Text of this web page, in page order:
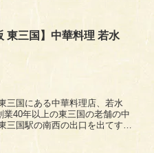
東三国】中華料理 若水
業40年以上の東三国の老舗の中